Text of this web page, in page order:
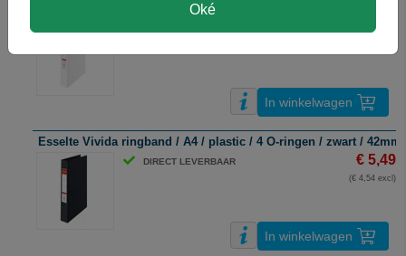
Esselte Vivida ringband / A4 / plastic / 4 O-ringen / wit / 42mm
€ 5,49
In winkelwagen
Esselte Vivida ringband / A4 / plastic / 4 O-ringen / zwart / 42mm
DIRECT LEVERBAAR € 5,49
(€ 4,54 excl)
In winkelwagen
Oké